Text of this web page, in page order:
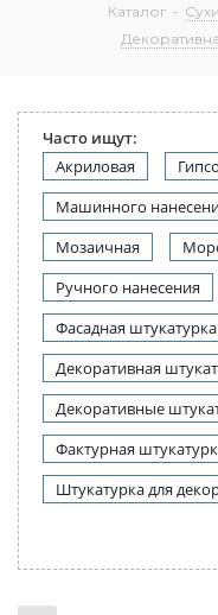
Каталог -
Часто ищут:
Акриловая
Машинного
Мозаичная
Ручного нанесения
Фасадная штукатурка
Декоративная
Декоративные
Фактурная
Штукатурка для